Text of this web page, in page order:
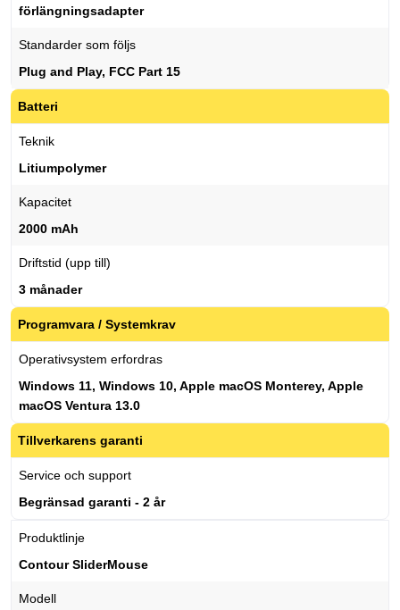
förlängningsadapter
Standarder som följs
Plug and Play, FCC Part 15
Batteri
Teknik
Litiumpolymer
Kapacitet
2000 mAh
Driftstid (upp till)
3 månader
Programvara / Systemkrav
Operativsystem erfordras
Windows 11, Windows 10, Apple macOS Monterey, Apple
macOS Ventura 13.0
Tillverkarens garanti
Service och support
Begränsad garanti - 2 år
Produktlinje
Contour SliderMouse
Modell